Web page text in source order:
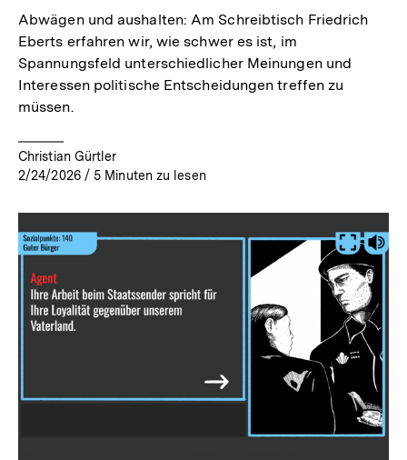
Abwägen und aushalten: Am Schreibtisch Friedrich
Eberts erfahren wir, wie schwer es ist, im
Spannungsfeld unterschiedlicher Meinungen und
Interessen politische Entscheidungen treffen zu
müssen.
Christian Gürtler
2/24/2026 / 5 Minuten zu lesen